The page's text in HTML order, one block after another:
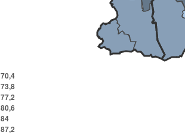
70,4
73,8
77,2
80,6
84
87,2